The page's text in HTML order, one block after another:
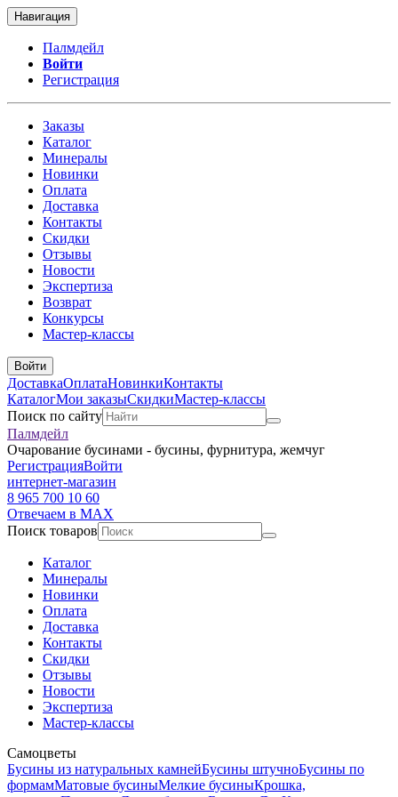
Навигация
Палмдейл
Войти
Регистрация
Заказы
Каталог
Минералы
Новинки
Оплата
Доставка
Контакты
Скидки
Отзывы
Новости
Экспертиза
Возврат
Конкурсы
Мастер-классы
Войти
ДоставкаОплатаНовинкиКонтакты
КаталогМои заказыСкидкиМастер-классы
Поиск по сайту
Палмдейл
Очарование бусинами - бусины, фурнитура, жемчуг
РегистрацияВойти
интернет-магазин
8 965 700 10 60
Отвечаем в MAX
Поиск товаров
Каталог
Минералы
Новинки
Оплата
Доставка
Контакты
Скидки
Отзывы
Новости
Экспертиза
Мастер-классы
Самоцветы
Бусины из натуральных камнейБусины штучноБусины по
формамМатовые бусиныМелкие бусиныКрошка,